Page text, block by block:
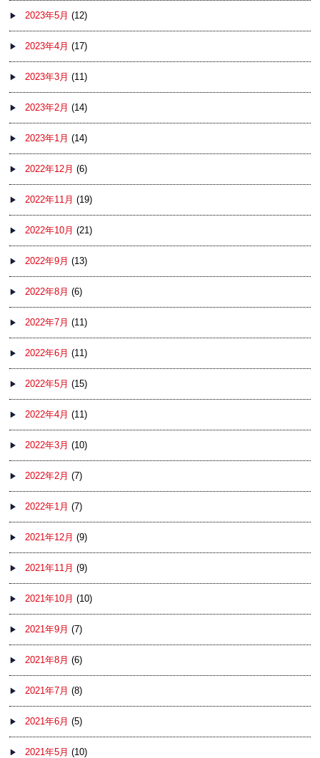
2023年5月 (12)
2023年4月 (17)
2023年3月 (11)
2023年2月 (14)
2023年1月 (14)
2022年12月 (6)
2022年11月 (19)
2022年10月 (21)
2022年9月 (13)
2022年8月 (6)
2022年7月 (11)
2022年6月 (11)
2022年5月 (15)
2022年4月 (11)
2022年3月 (10)
2022年2月 (7)
2022年1月 (7)
2021年12月 (9)
2021年11月 (9)
2021年10月 (10)
2021年9月 (7)
2021年8月 (6)
2021年7月 (8)
2021年6月 (5)
2021年5月 (10)